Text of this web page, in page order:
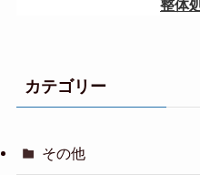
カテゴリー
その他